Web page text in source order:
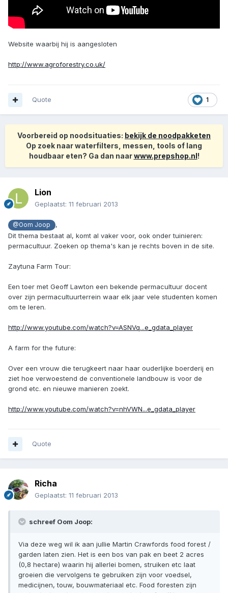
Website waarbij hij is aangesloten
http://www.agroforestry.co.uk/
1
Quote
Voorbereid op noodsituaties: bekijk de noodpakketen
Op zoek naar waterfilters, messen, tools of lang
houdbaar eten? Ga dan naarwww.prepshop.nl!
Lion
Geplaatst: 11 februari 2013
@Oom Joop
,
Dit thema bestaat al, komt al vaker voor, ook onder tuinieren:
permacultuur. Zoeken op thema's kan je rechts boven in de site.
Zaytuna Farm Tour:
Een toer met Geoff Lawton een bekende permacultuur docent
over zijn permacultuurterrein waar elk jaar vele studenten komen
om te leren.
http://www.youtube.com/watch?v=ASNVq...e_gdata_player
A farm for the future:
Over een vrouw die terugkeert naar haar ouderlijke boerderij en
ziet hoe verwoestend de conventionele landbouw is voor de
grond etc. en nieuwe manieren zoekt.
http://www.youtube.com/watch?v=nhVWN...e_gdata_player
Quote
Richa
Geplaatst: 11 februari 2013
schreef Oom Joop:
Via deze weg wil ik aan jullie Martin Crawfords food forest /
garden laten zien. Het is een bos van pak en beet 2 acres
(0,8 hectare) waarin hij allerlei bomen, struiken etc laat
groeien die vervolgens te gebruiken zijn voor voedsel,
medicijnen, touw, bouwmateriaal etc. Food foresten zijn